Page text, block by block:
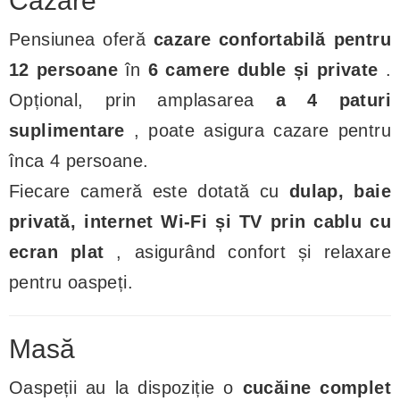
Pensiunea oferă cazare confortabilă pentru
12 persoane în 6 camere duble și private .
Opțional, prin amplasarea a 4 paturi
suplimentare , poate asigura cazare pentru
înca 4 persoane.
Fiecare cameră este dotată cu dulap, baie
privată, internet Wi-Fi și TV prin cablu cu
ecran plat , asigurând confort și relaxare
pentru oaspeți.
Masă
Oaspeții au la dispoziție o cucăine complet